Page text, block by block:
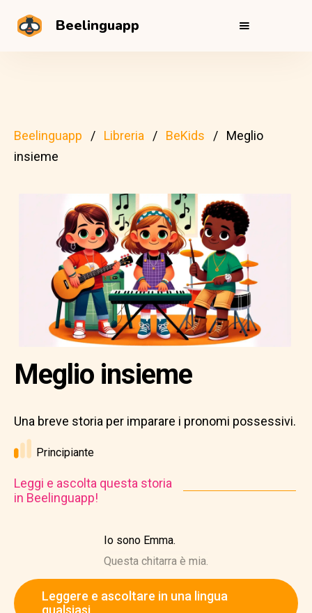
Beelinguapp
Beelinguapp Libreria BeKids
Meglio
insieme
Meglio insieme
Una breve storia per imparare i pronomi possessivi.
Principiante
Leggi e ascolta questa storia
in Beelinguapp!
Io sono Emma.
Questa chitarra è mia.
Leggere e ascoltare in una lingua
qualsiasi